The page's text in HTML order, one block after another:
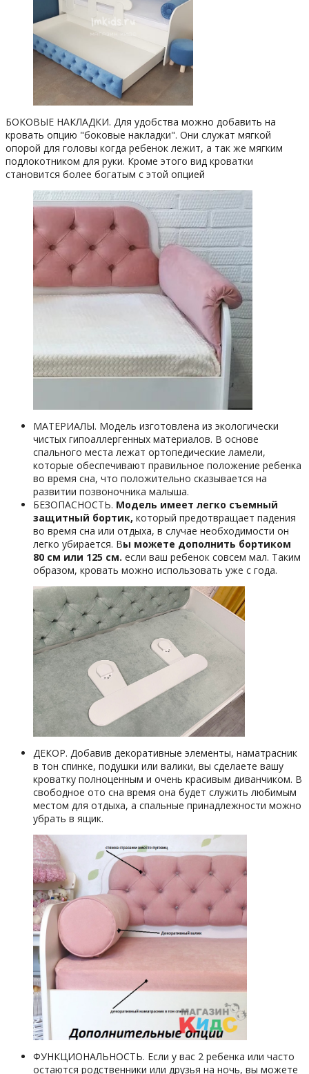
БОКОВЫЕ НАКЛАДКИ. Для удобства можно добавить на
кровать опцию "боковые накладки". Они служат мягкой
опорой для головы когда ребенок лежит, а так же мягким
подлокотником для руки. Кроме этого вид кроватки
становится более богатым с этой опцией
МАТЕРИАЛЫ. Модель изготовлена из экологически
чистых гипоаллергенных материалов. В основе
спального места лежат ортопедические ламели,
которые обеспечивают правильное положение ребенка
во время сна, что положительно сказывается на
развитии позвоночника малыша.
БЕЗОПАСНОСТЬ. Модель имеет легко съемный
защитный бортик, который предотвращает падения
во время сна или отдыха, в случае необходимости он
легко убирается. Вы можете дополнить бортиком
80 см или 125 см. если ваш ребенок совсем мал. Таким
образом, кровать можно использовать уже с года.
ДЕКОР. Добавив декоративные элементы, наматрасник
в тон спинке, подушки или валики, вы сделаете вашу
кроватку полноценным и очень красивым диванчиком. В
свободное ото сна время она будет служить любимым
местом для отдыха, а спальные принадлежности можно
убрать в ящик.
ФУНКЦИОНАЛЬНОСТЬ. Если у вас 2 ребенка или часто
остаются родственники или друзья на ночь, вы можете